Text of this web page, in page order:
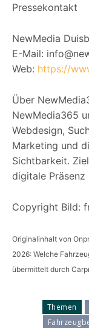
Pressekontakt
NewMedia
E-Mail:
Web: https://
Über
NewMedia365
Webdesign,
Marketing und
Sichtbarkeit.
digitale Präsenz
Copyright Bild:
Originalinhalt von
2026: Welche
übermittelt durch
Themen